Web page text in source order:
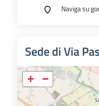
Naviga su
Sede di Via
+ −